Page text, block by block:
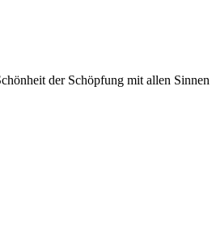
der Schöpfung mit allen Sinnen